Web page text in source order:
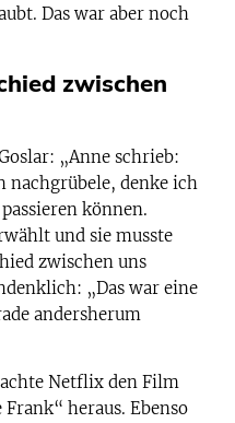
Das war aber noch
zwischen
„Anne schrieb:
nachgrübele, denke ich
können.
und sie musste
zwischen uns
„Das war eine
andersherum
Netflix den Film
heraus. Ebenso